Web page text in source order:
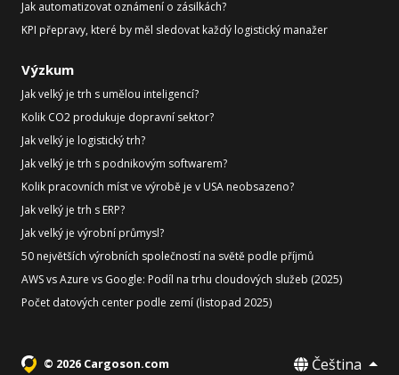
Jak automatizovat oznámení o zásilkách?
KPI přepravy, které by měl sledovat každý logistický manažer
Výzkum
Jak velký je trh s umělou inteligencí?
Kolik CO2 produkuje dopravní sektor?
Jak velký je logistický trh?
Jak velký je trh s podnikovým softwarem?
Kolik pracovních míst ve výrobě je v USA neobsazeno?
Jak velký je trh s ERP?
Jak velký je výrobní průmysl?
50 největších výrobních společností na světě podle příjmů
AWS vs Azure vs Google: Podíl na trhu cloudových služeb (2025)
Počet datových center podle zemí (listopad 2025)
© 2026 Cargoson.com Čeština